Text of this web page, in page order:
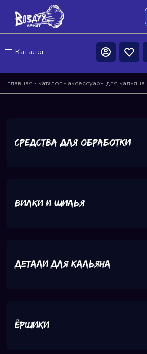
Каталог
главная - каталог - аксессуары для кальяна
Средства для обработки
Вилки и шилья
Детали для кальяна
Ёршики